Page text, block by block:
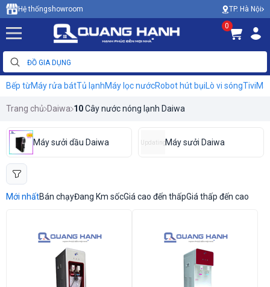
Hệ thốngshowroom TP. Hà Nội
0
Bếp từMáy rửa bátTủ lạnhMáy lọc nướcRobot hút bụiLò vi sóngTivi
Trang chủ Daiwa 10Cây nước nóng lạnh Daiwa
Máy sưởi dầu Daiwa UpdatingMáy sưởi Daiwa
Mới nhấtBán chạyĐang Km sốcGiá cao đến thấpGiá thấp đến cao